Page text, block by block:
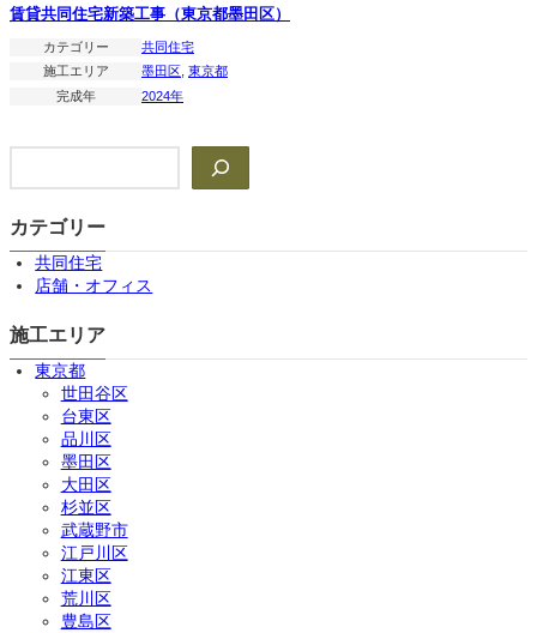
賃貸共同住宅新築工事（東京都墨田区）
カテゴリー
共同住宅
施工エリア
墨田区
東京都
完成年
2024年
カテゴリー
共同住宅
店舗・オフィス
施工エリア
東京都
世田谷区
台東区
品川区
墨田区
大田区
杉並区
武蔵野市
江戸川区
江東区
荒川区
豊島区